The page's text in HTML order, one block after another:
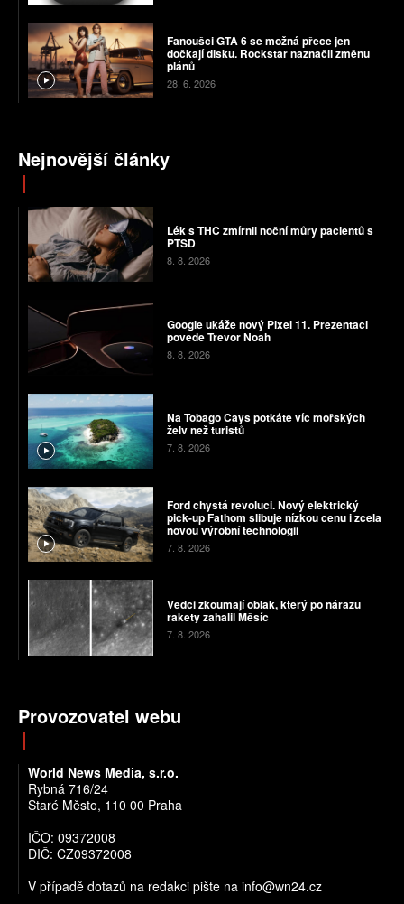
Fanoušci GTA 6 se možná přece jen
dočkají disku. Rockstar naznačil změnu
plánů
28. 6. 2026
Nejnovější články
Lék s THC zmírnil noční můry pacientů s
PTSD
8. 8. 2026
Google ukáže nový Pixel 11. Prezentaci
povede Trevor Noah
8. 8. 2026
Na Tobago Cays potkáte víc mořských
želv než turistů
7. 8. 2026
Ford chystá revoluci. Nový elektrický
pick-up Fathom slibuje nízkou cenu i zcela
novou výrobní technologii
7. 8. 2026
Vědci zkoumají oblak, který po nárazu
rakety zahalil Měsíc
7. 8. 2026
Provozovatel webu
World News Media, s.r.o.
Rybná 716/24
Staré Město, 110 00 Praha
IČO: 09372008
DIČ: CZ09372008
V případě dotazů na redakci pište na info@wn24.cz